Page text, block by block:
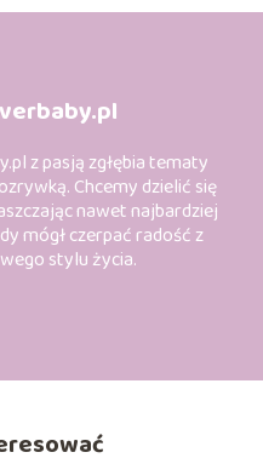
z pasją zgłębia tematy
Chcemy dzielić się
nawet najbardziej
mógł czerpać radość z
stylu życia.